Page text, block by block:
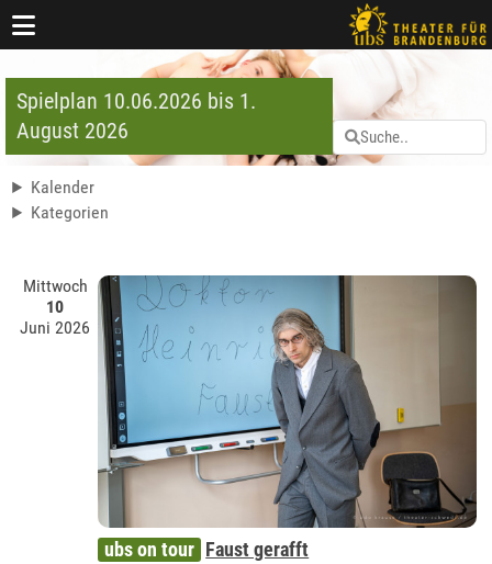
Spielplan 10.06.2026 bis 1.
August 2026
Kalender
Kategorien
Mittwoch
10
Juni 2026
ubs on tour Faust gerafft